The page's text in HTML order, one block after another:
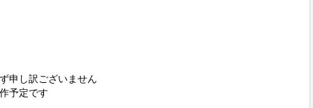
申し訳ございません
予定です